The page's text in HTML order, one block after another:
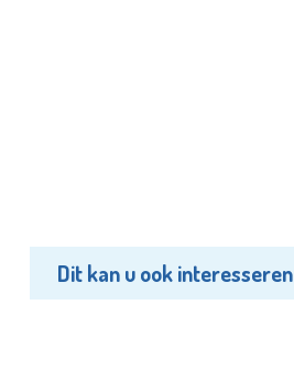
Dit kan u ook interesseren